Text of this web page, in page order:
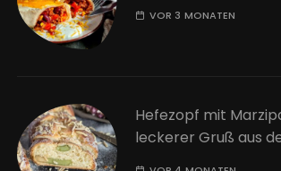
VOR 3 MONATEN
Hefezopf mit
leckerer Gruß aus